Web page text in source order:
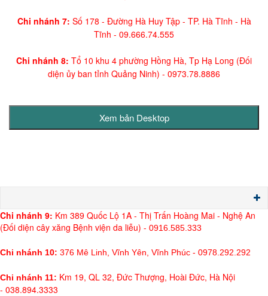
Chi nhánh 7: Số 178 - Đường Hà Huy Tập - TP. Hà Tĩnh - Hà
Tĩnh - 09.666.74.555
Chi nhánh 8: Tổ 10 khu 4 phường Hồng Hà, Tp Hạ Long (Đối
diện ủy ban tỉnh Quảng Ninh) - 0973.78.8886
Chi nhánh 9: Km 389 Quốc Lộ 1A - Thị Trấn Hoàng Mai - Nghệ An
(Đối diện cây xăng Bệnh viện da liễu) - 0916.585.333
Chi nhánh 10: 376 Mê Linh, Vĩnh Yên, Vĩnh Phúc - 0978.292.292
Chi nhánh 11: Km 19, QL 32, Đức Thượng, Hoài Đức, Hà Nội
- 038.894.3333